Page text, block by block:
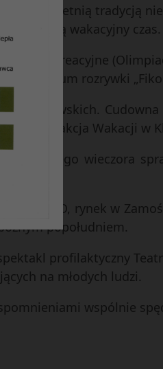
wieloletnią tradycją nie
spędzą wakacyjny czas.
rekreacyjne
centrum rozrywki
Cudowna
atrakcja Wakacji w
późnego wieczora
ZOO, rynek w
popołudniem.
profilaktyczny
na młodych ludzi.
wspólnie